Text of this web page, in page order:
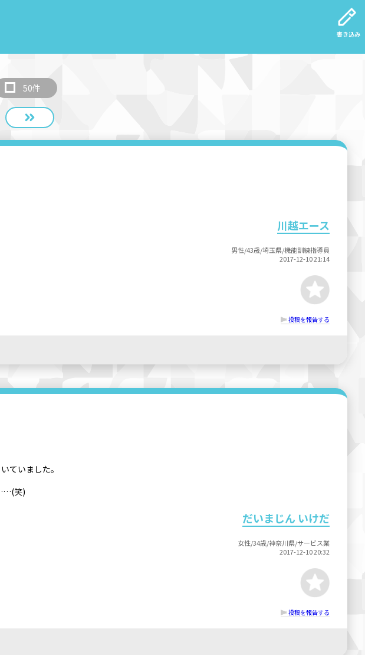
書き込み
50件
川越エース
男性/43歳/埼玉県/機能訓練指導員
2017-12-10 21:14
投稿を報告する
ていました。
笑)
だいまじん いけだ
女性/34歳/神奈川県/サービス業
2017-12-10 20:32
投稿を報告する